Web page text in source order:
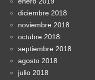
diciembre 2018
noviembre 2018
octubre 2018
septiembre 2018
agosto 2018
julio 2018